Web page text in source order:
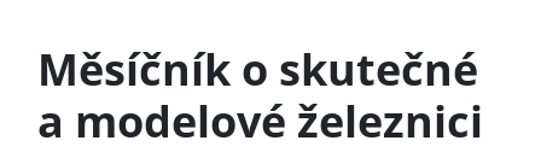
Měsíčník o skutečné
a modelové železnici